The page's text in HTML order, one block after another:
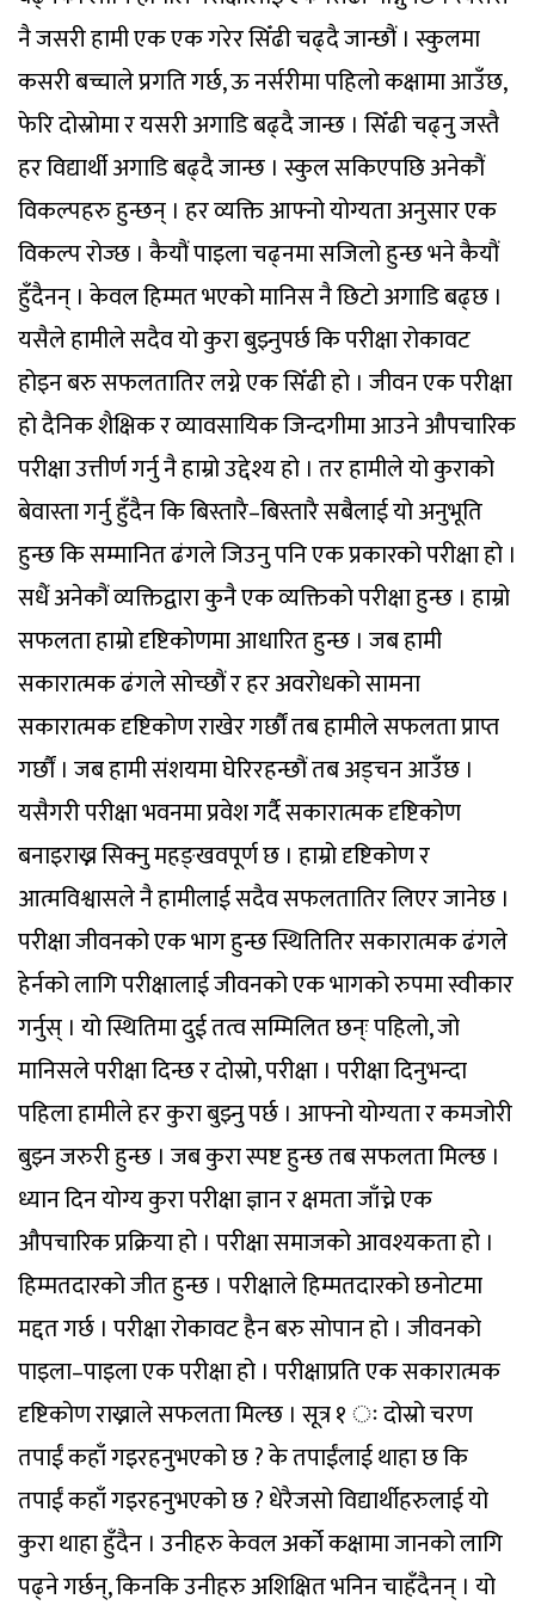
नै जसरी हामी एक एक गरेर सिँढी चढ्दै जान्छौं । स्कुलमा
कसरी बच्चाले प्रगति गर्छ, ऊ नर्सरीमा पहिलो कक्षामा आउँछ,
फेरि दोस्रोमा र यसरी अगाडि बढ्दै जान्छ । सिँढी चढ्नु जस्तै
हर विद्यार्थी अगाडि बढ्दै जान्छ । स्कुल सकिएपछि अनेकौं
विकल्पहरु हुन्छन् । हर व्यक्ति आफ्नो योग्यता अनुसार एक
विकल्प रोज्छ । कैयौं पाइला चढ्नमा सजिलो हुन्छ भने कैयौं
हुँदैनन् । केवल हिम्मत भएको मानिस नै छिटो अगाडि बढ्छ ।
यसैले हामीले सदैव यो कुरा बुझ्नुपर्छ कि परीक्षा रोकावट
होइन बरु सफलतातिर लग्ने एक सिँढी हो । जीवन एक परीक्षा
हो दैनिक शैक्षिक र व्यावसायिक जिन्दगीमा आउने औपचारिक
परीक्षा उत्तीर्ण गर्नु नै हाम्रो उद्देश्य हो । तर हामीले यो कुराको
बेवास्ता गर्नु हुँदैन कि बिस्तारै–बिस्तारै सबैलाई यो अनुभूति
हुन्छ कि सम्मानित ढंगले जिउनु पनि एक प्रकारको परीक्षा हो ।
सधैंं अनेकौं व्यक्तिद्वारा कुनै एक व्यक्तिको परीक्षा हुन्छ । हाम्रो
सफलता हाम्रो दृष्टिकोणमा आधारित हुन्छ । जब हामी
सकारात्मक ढंगले सोच्छौं र हर अवरोधको सामना
सकारात्मक दृष्टिकोण राखेर गर्छौं तब हामीले सफलता प्राप्त
गर्छौं । जब हामी संशयमा घेरिरहन्छौं तब अड्चन आउँछ ।
यसैगरी परीक्षा भवनमा प्रवेश गर्दै सकारात्मक दृष्टिकोण
बनाइराख्न सिक्नु महङ्खवपूर्ण छ । हाम्रो दृष्टिकोण र
आत्मविश्वासले नै हामीलाई सदैव सफलतातिर लिएर जानेछ ।
परीक्षा जीवनको एक भाग हुन्छ स्थितितिर सकारात्मक ढंगले
हेर्नको लागि परीक्षालाई जीवनको एक भागको रुपमा स्वीकार
गर्नुस् । यो स्थितिमा दुई तत्व सम्मिलित छन्ः पहिलो, जो
मानिसले परीक्षा दिन्छ र दोस्रो, परीक्षा । परीक्षा दिनुभन्दा
पहिला हामीले हर कुरा बुझ्नु पर्छ । आफ्नो योग्यता र कमजोरी
बुझ्न जरुरी हुन्छ । जब कुरा स्पष्ट हुन्छ तब सफलता मिल्छ ।
ध्यान दिन योग्य कुरा परीक्षा ज्ञान र क्षमता जाँच्ने एक
औपचारिक प्रक्रिया हो । परीक्षा समाजको आवश्यकता हो ।
हिम्मतदारको जीत हुन्छ । परीक्षाले हिम्मतदारको छनोटमा
मद्दत गर्छ । परीक्षा रोकावट हैन बरु सोपान हो । जीवनको
पाइला–पाइला एक परीक्षा हो । परीक्षाप्रति एक सकारात्मक
दृष्टिकोण राख्नाले सफलता मिल्छ । सूत्र १ ः दोस्रो चरण
तपाईं कहाँ गइरहनुभएको छ ? के तपाईंलाई थाहा छ कि
तपाईं कहाँ गइरहनुभएको छ ? धेरैजसो विद्यार्थीहरुलाई यो
कुरा थाहा हुँदैन । उनीहरु केवल अर्को कक्षामा जानको लागि
पढ्ने गर्छन्, किनकि उनीहरु अशिक्षित भनिन चाहँदैनन् । यो